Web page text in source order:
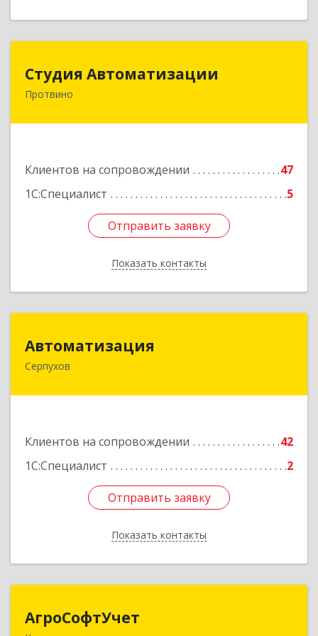
Студия Автоматизации
Протвино
Клиентов на сопровождении
47
1С:Специалист
5
Отправить заявку
Показать контакты
142281, Московская обл, Протвино г, Ленина
Отправить заявку
Назад
Автоматизация
Серпухов
Клиентов на сопровождении
42
1С:Специалист
2
Отправить заявку
Показать контакты
Отправить заявку
Назад
АгроСофтУчет